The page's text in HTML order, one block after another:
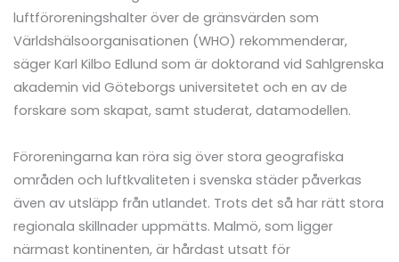
luftföroreningshalter över de gränsvärden som
Världshälsoorganisationen (WHO) rekommenderar,
säger Karl Kilbo Edlund som är doktorand vid Sahlgrenska
akademin vid Göteborgs universitetet och en av de
forskare som skapat, samt studerat, datamodellen.
Föroreningarna kan röra sig över stora geografiska
områden och luftkvaliteten i svenska städer påverkas
även av utsläpp från utlandet. Trots det så har rätt stora
regionala skillnader uppmätts. Malmö, som ligger
närmast kontinenten, är hårdast utsatt för